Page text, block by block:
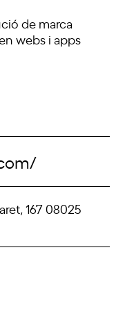
de marca
webs i apps
167 08025